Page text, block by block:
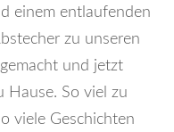
einem entlaufenden
zu unseren
und jetzt
Hause. So viel zu
viele Geschichten